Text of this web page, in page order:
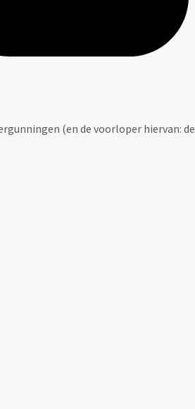
(en de voorloper hiervan: de